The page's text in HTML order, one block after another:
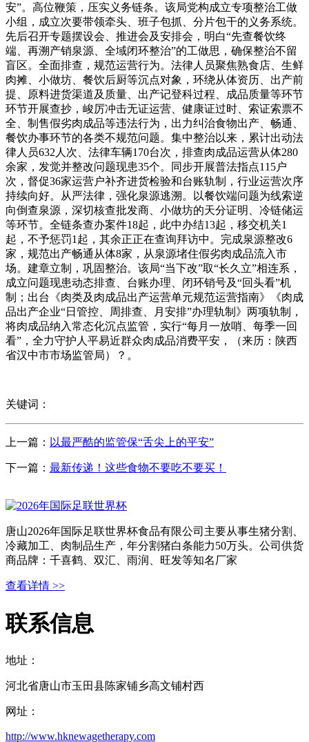
安”。高位鞭策，压实义务链条。该局党构成立专项整治工做
小组，成立次要带领牵头、班子包抓、分片包干的义务系统。
先后召开专题摆设会、推进会及安排会，明白“先查餐饮终
端、再溯产销泉源、全域闭环整治”的工做思，确保整治不留
盲区。全面排查，规范运营行为。法律人员聚焦熟食店、生鲜
肉摊、小做坊、餐饮后厨等沉点对象，环绕从体资历、出产前
提、原料进货渠道及质量、出产记登科过程、成品质量等环节
环节开展查抄，峻厉冲击无证运营、健康证过时、索证索票不
全、制售假劣肉成品等违法行为，出力纠治食物出产、畅通、
餐饮办事环节的各类不规范问题。集中整治以来，累计出动法
律人员632人次、法律车辆170台次，排查肉成品运营从体280
余家，发觉并整改问题现患35个。同步开展普法指点115户
次，督促36家运营户补齐进货检验和台账轨制，行业运营次序
持续向好。从严法律，强化泉源逃溯。以餐饮端问题为线索逆
向倒查泉源，深切核查批发商、小做坊的天分证明、冷链储运
等环节。全链条查办案件18起，此中办结13起，移交机关1
起，不予惩罚1起，其余正正在查询拜访中。完成泉源整改6
家，规范出产畅通从体8家，从泉源堵住假劣肉成品流入市
场。建章立制，巩固整治。该局“当下改”取“长久立”相连系，
成立问题现患动态排查、台账办理、闭环销号及“回头看”机
制；出台《肉类及肉成品出产运营单元规范运营指南》《肉成
品出产企业“日管控、周排查、月安排”办理轨制》两项轨制，
将肉成品纳入常态化沉点监管，实行“每月一放哨、每季一回
看”，全力守护人平易近群众肉成品消费平安，（来历：陕西
省汉中市市场监管局）？。
关键词：
上一篇： 以最严酷的监管保“舌尖上的平安”
下一篇： 最新传递！这些食物不要吃不要买！
唐山2026年国际足联世界杯食品有限公司主要从事生猪分割、
冷藏加工、肉制品生产，年分割猪白条能力50万头。公司供货
商品牌：千喜鹤、双汇、雨润、旺发等知名厂家
查看详情 >>
联系信息
地址：
河北省唐山市玉田县陈家铺乡高文铺村西
网址：
http://www.hknewagetherapy.com